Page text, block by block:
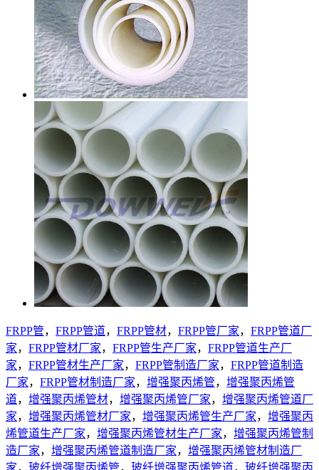
FRPP管， FRPP管道， FRPP管材， FRPP管厂家， FRPP管道厂
家， FRPP管材厂家， FRPP管生产厂家， FRPP管道生产厂
家， FRPP管材生产厂家， FRPP管制造厂家， FRPP管道制造
厂家， FRPP管材制造厂家， 增强聚丙烯管， 增强聚丙烯管
道， 增强聚丙烯管材， 增强聚丙烯管厂家， 增强聚丙烯管道厂
家， 增强聚丙烯管材厂家， 增强聚丙烯管生产厂家， 增强聚丙
烯管道生产厂家， 增强聚丙烯管材生产厂家， 增强聚丙烯管制
造厂家， 增强聚丙烯管道制造厂家， 增强聚丙烯管材制造厂
家， 玻纤增强聚丙烯管， 玻纤增强聚丙烯管道， 玻纤增强聚丙